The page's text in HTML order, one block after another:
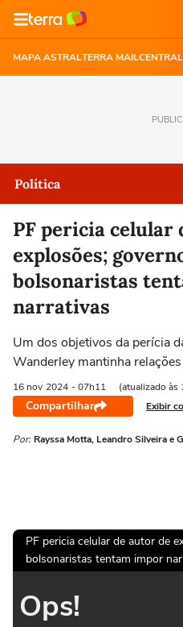
MAPA ASTRALTERRA MAIL
Política
PF pericia celular
explosões;
bolsonaristas
narrativas
Um dos objetivos da perícia
Wanderley mantinha
16 nov 2024 - 07h11 (atualizado às
Compartilhar Exibir
Por: Rayssa Motta, Leandro Silveira e
PF pericia celular de autor de
bolsonaristas tentam impor
Ops!